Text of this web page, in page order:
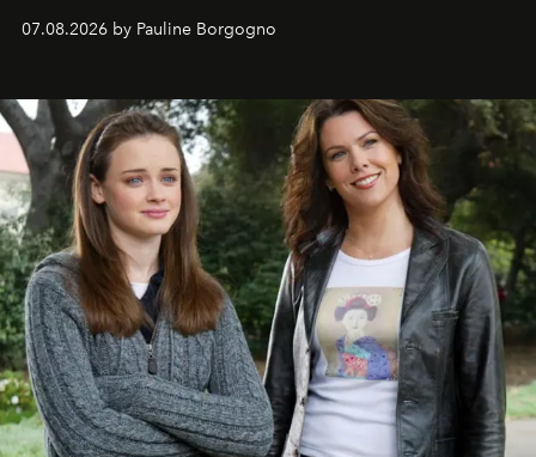
s'arrachent déjà.
07.08.2026 by Pauline Borgogno